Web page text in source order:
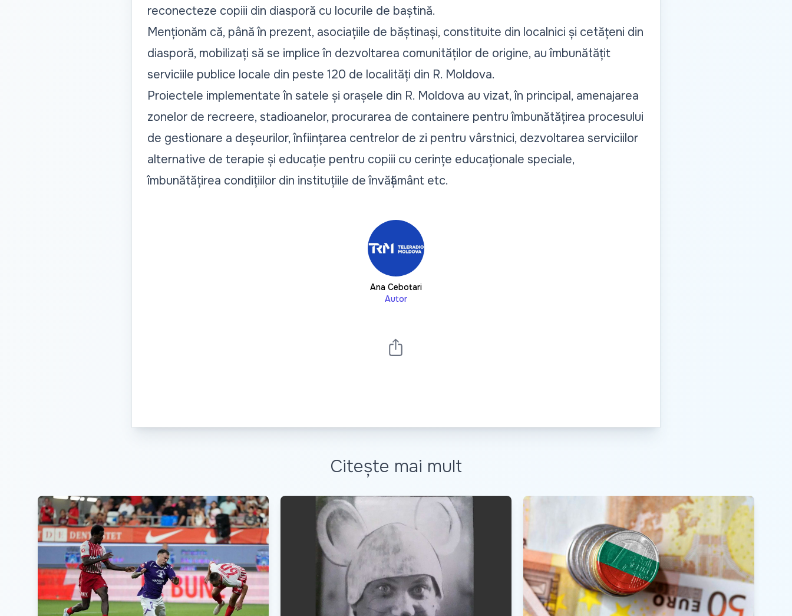
reconecteze copiii din diasporă cu locurile de baștină.
Menționăm că, până în prezent, asociațiile de băștinași, constituite din localnici și cetățeni din
diasporă, mobilizați să se implice în dezvoltarea comunităților de origine, au îmbunătățit
serviciile publice locale din peste 120 de localități din R. Moldova.
Proiectele implementate în satele și orașele din R. Moldova au vizat, în principal, amenajarea
zonelor de recreere, stadioanelor, procurarea de containere pentru îmbunătățirea procesului
de gestionare a deșeurilor, înființarea centrelor de zi pentru vârstnici, dezvoltarea serviciilor
alternative de terapie și educație pentru copiii cu cerințe educaționale speciale,
îmbunătățirea condițiilor din instituțiile de învățământ etc.
Ana Cebotari
Autor
Citește mai mult